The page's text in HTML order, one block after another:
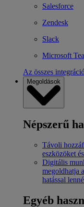
Salesforce
Zendesk
Slack
Microsoft
Az összes
Megoldások
Népszerű
Távoli
eszközöket
Digitális
megoldhatja
hatással
Egyéb